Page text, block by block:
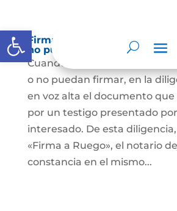
Abrir barra de herramientas
Firma a Ruego – Personas
no puede firmar
Cuando se trate de personas
o no puedan firmar, en la
en voz alta el documento
por un testigo presentado
interesado. De esta
«Firma a Ruego», el notario
constancia en el mismo...